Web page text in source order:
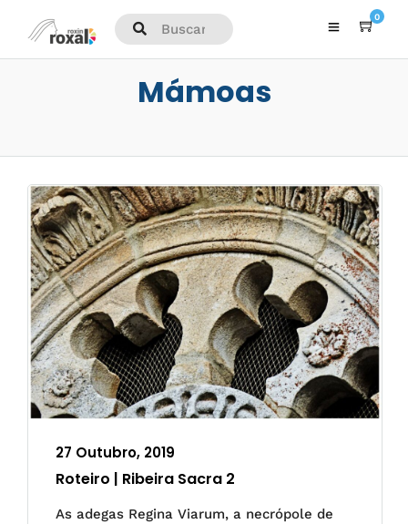
0
Mámoas
27 Outubro, 2019
Roteiro | Ribeira Sacra 2
As adegas Regina Viarum, a necrópole de